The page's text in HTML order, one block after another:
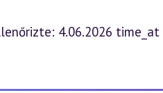
4.06.2026 time_at